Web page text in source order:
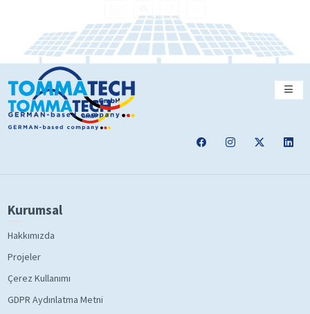
Kurumsal
Hakkımızda
Projeler
Çerez Kullanımı
GDPR Aydınlatma Metni